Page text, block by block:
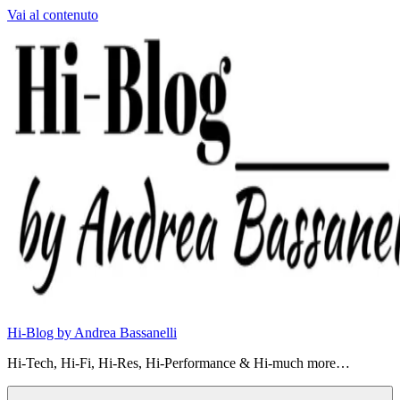
Vai al contenuto
Hi-Blog by Andrea Bassanelli
Hi-Tech, Hi-Fi, Hi-Res, Hi-Performance & Hi-much more…